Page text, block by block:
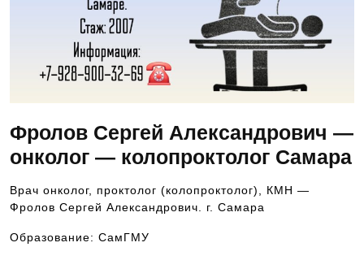
Фролов Сергей Александрович —
онколог — колопроктолог Самара
Врач онколог, проктолог (колопроктолог), КМН —
Фролов Сергей Александрович. г. Самара
Образование: СамГМУ